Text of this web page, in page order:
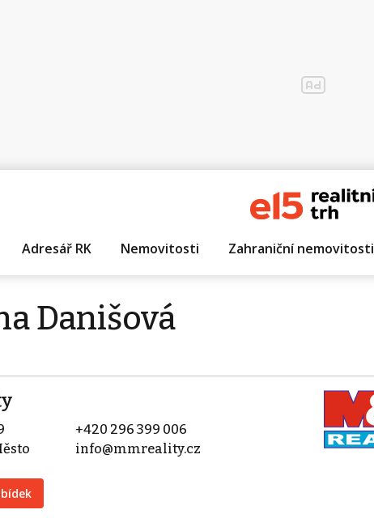
Adresář RK Nemovitosti Zahraniční nemovitosti
Danišová
+420 296 399 006
info@mmreality.cz